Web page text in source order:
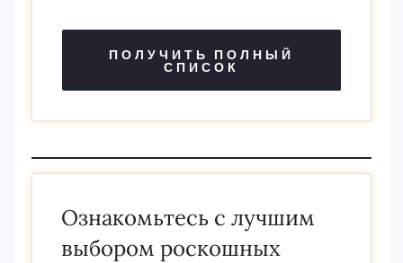
ПОЛУЧИТЬ ПОЛНЫЙ
СПИСОК
Ознакомьтесь с лучшим
выбором роскошных